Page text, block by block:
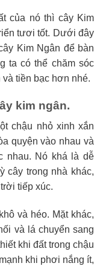
của nó thì cây Kim
tươi tốt. Dưới đây
Kim Ngân để bàn
ta có thể chăm sóc
tiền bạc hơn nhé.
kim ngân.
chậu nhỏ xinh xắn
quyện vào nhau và
nhau. Nó khá là dễ
cây trong nhà khác,
tiếp xúc.
và héo. Mặt khác,
và lá chuyển sang
khi đất trong chậu
khi phơi nắng ít,